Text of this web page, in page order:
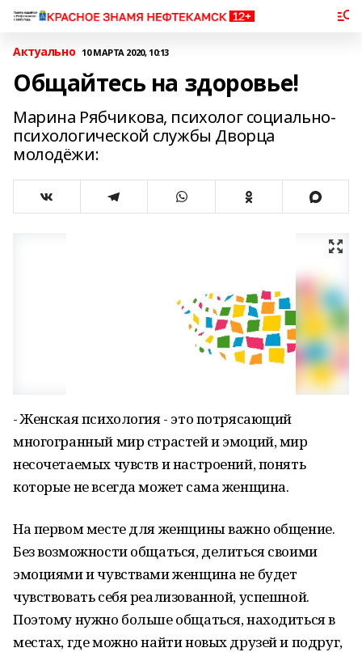
Актуально 10 МАРТА 2020, 10:13
Общайтесь на здоровье!
Марина Рябчикова, психолог социально-
психологической службы Дворца
молодёжи:
- Женская психология - это потрясающий
многогранный мир страстей и эмоций, мир
несочетаемых чувств и настроений, понять
которые не всегда может сама женщина.
На первом месте для женщины важно общение.
Без возможности общаться, делиться своими
эмоциями и чувствами женщина не будет
чувствовать себя реализованной, успешной.
Поэтому нужно больше общаться, находиться в
местах, где можно найти новых друзей и подруг,